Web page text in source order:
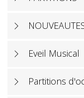
Eveil Musical
Partitions